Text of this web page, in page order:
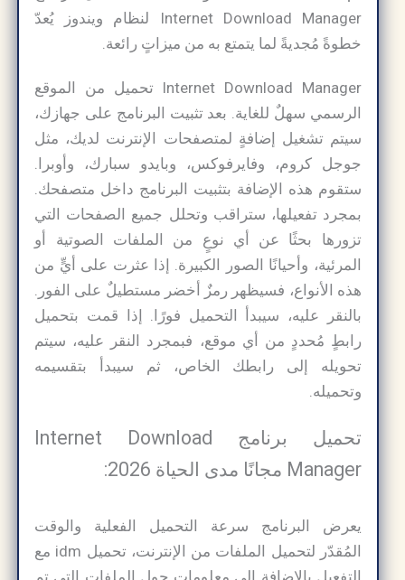
Internet Download Manager لنظام ويندوز يُعدّ
خطوةً مُجديةً لما يتمتع به من ميزاتٍ رائعة.
Internet Download Manager تحميل من الموقع
الرسمي سهلٌ للغاية. بعد تثبيت البرنامج على جهازك،
سيتم تشغيل إضافةٍ لمتصفحات الإنترنت لديك، مثل
جوجل كروم، وفايرفوكس، وبايدو سبارك، وأوبرا.
ستقوم هذه الإضافة بتثبيت البرنامج داخل متصفحك.
بمجرد تفعيلها، ستراقب وتحلل جميع الصفحات التي
تزورها بحثًا عن أي نوعٍ من الملفات الصوتية أو
المرئية، وأحيانًا الصور الكبيرة. إذا عثرت على أيٍّ من
هذه الأنواع، فسيظهر رمزٌ أخضر مستطيلٌ على الفور.
بالنقر عليه، سيبدأ التحميل فورًا. إذا قمت بتحميل
رابطٍ مُحددٍ من أي موقع، فبمجرد النقر عليه، سيتم
تحويله إلى رابطك الخاص، ثم سيبدأ بتقسيمه
وتحميله.
تحميل برنامج Internet Download
Manager مجانًا مدى الحياة 2026:
يعرض البرنامج سرعة التحميل الفعلية والوقت
المُقدّر لتحميل الملفات من الإنترنت، تحميل idm مع